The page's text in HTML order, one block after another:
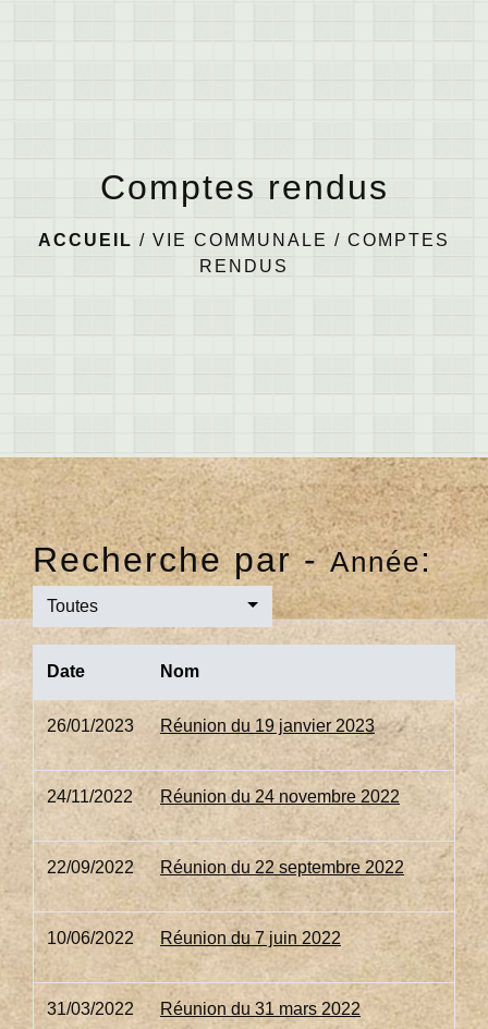
Comptes rendus
ACCUEIL / VIE COMMUNALE / COMPTES
RENDUS
Recherche par -Année:
Toutes
Date Nom
26/01/2023 Réunion du 19 janvier 2023
24/11/2022 Réunion du 24 novembre 2022
22/09/2022 Réunion du 22 septembre 2022
10/06/2022 Réunion du 7 juin 2022
31/03/2022 Réunion du 31 mars 2022